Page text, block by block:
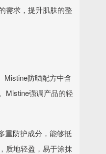
需求，提升肌肤的整
Mistine防晒配方中含
Mistine强调产品的轻
重防护成分，能够抵
质地轻盈，易于涂抹